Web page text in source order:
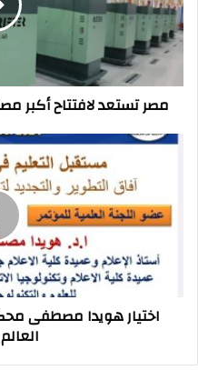
مصنع
غزل
في
العالم
|
إنفوجراف
مصر تستعد لافتتاح أكبر
اختيار
التعليم
العربي"اختيار هويدا مصطفى